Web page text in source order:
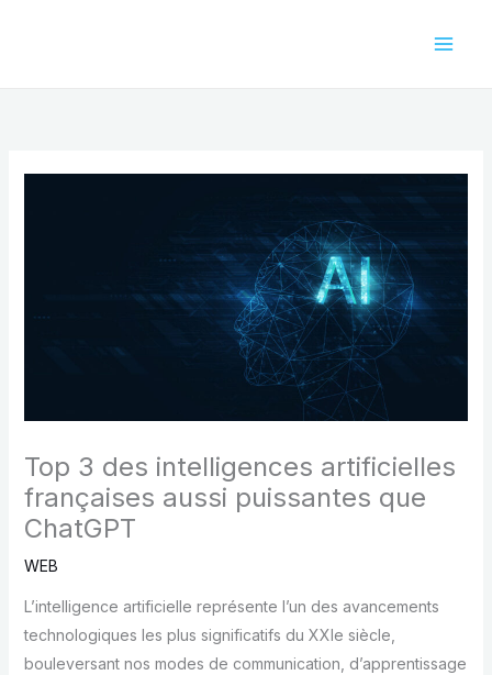
Top 3 des intelligences artificielles
françaises aussi puissantes que
ChatGPT
WEB
L’intelligence artificielle représente l’un des avancements
technologiques les plus significatifs du XXIe siècle,
bouleversant nos modes de communication, d’apprentissage